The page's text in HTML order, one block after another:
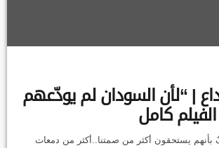
| “لأن السودان لم يودّعهم
كامل
بأنهم يستحقون أكثر من صمتنا..أكثر من دمعات